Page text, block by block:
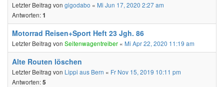
Letzter Beitrag von gigodabo « Mi Jun 17, 2020 2:27 am
Antworten:1
Motorrad Reisen+Sport Heft 23 Jgh. 86
Letzter Beitrag von Seitenwagentreiber « Mi Apr 22, 2020 11:19 am
Alte Routen löschen
Letzter Beitrag von Lippi aus Bern « Fr Nov 15, 2019 10:11 pm
Antworten:5